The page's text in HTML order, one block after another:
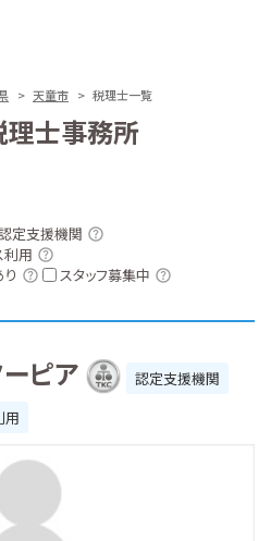
天童市 税理士一覧
士事務所
定支援機関
利用
スタッフ募集中
ピア
認定支援機関
用